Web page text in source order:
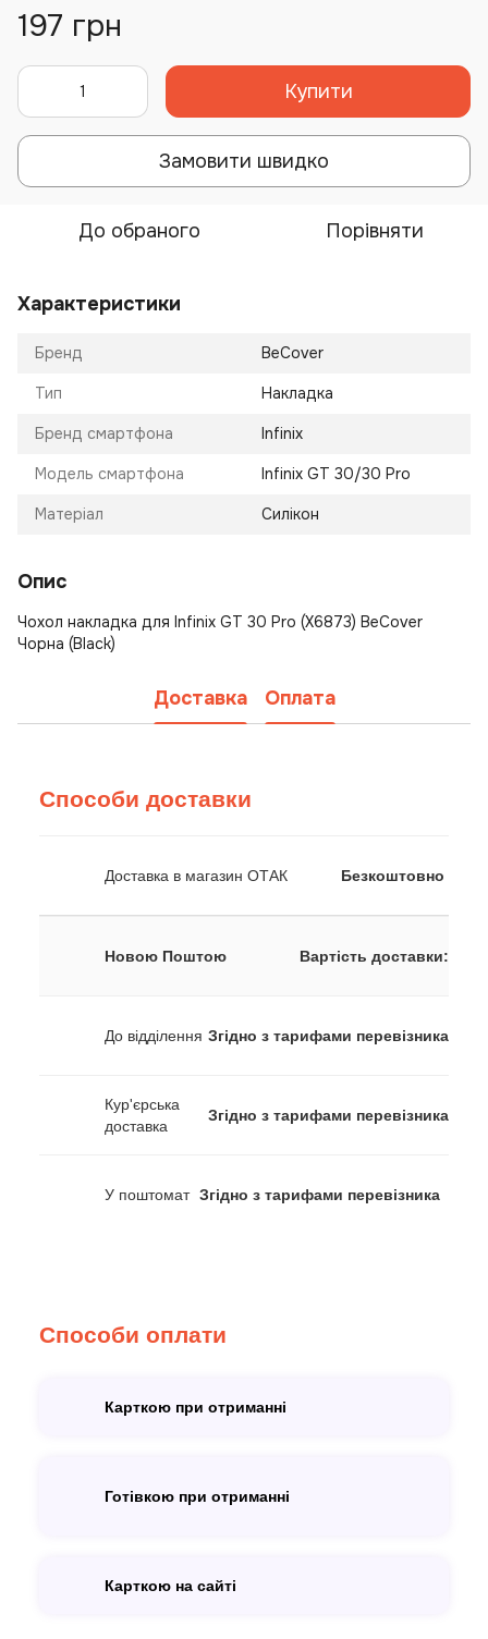
197 грн
Купити
Замовити швидко
До обраного Порівняти
Характеристики
Бренд BeCover
Тип Накладка
Бренд смартфона Infinix
Модель смартфона Infinix GT 30/30 Pro
Матеріал Силікон
Опис
Чохол накладка для Infinix GT 30 Pro (X6873) BeCover
Чорна (Black)
Доставка Оплата
Способи доставки
Доставка в магазин ОТАК Безкоштовно
Новою Поштою Вартість доставки:
До відділення Згідно з тарифами перевізника
Кур'єрська
доставка
Згідно з тарифами перевізника
У поштомат Згідно з тарифами перевізника
Способи оплати
Карткою при отриманні
Готівкою при отриманні
Карткою на сайті